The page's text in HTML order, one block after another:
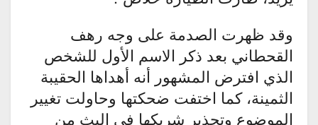
وقد ظهرت الصدمة على وجه رهف
القحطاني بعد ذكر الاسم الأول للشخص
الذي افترض المشهور أنه أهداها الحقيبة
الثمينة، كما اختفت ضحكتها وحاولت تغيير
الموضوع وتحذير شريكها في البث من